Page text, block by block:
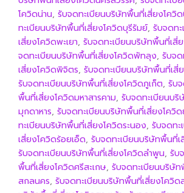
โควิดน่าน, รับจดทะเบียนบริษัทพื้นที่เสี่ยงโควิ
ทะเบียนบริษัทพื้นที่เสี่ยงโควิดบุรีรัมย์, รับจดท
เสี่ยงโควิดพะเยา, รับจดทะเบียนบริษัทพื้นที่เสี่
จดทะเบียนบริษัทพื้นที่เสี่ยงโควิดพัทลุง, รับจ
เสี่ยงโควิดพิจิตร, รับจดทะเบียนบริษัทพื้นที่เ
รับจดทะเบียนบริษัทพื้นที่เสี่ยงโควิดภูเก็ต, รับ
พื้นที่เสี่ยงโควิดมหาสารคาม, รับจดทะเบียนบ
มุกดาหาร, รับจดทะเบียนบริษัทพื้นที่เสี่ยงโควิด
ทะเบียนบริษัทพื้นที่เสี่ยงโควิดระนอง, รับจดท
เสี่ยงโควิดร้อยเอ็ด, รับจดทะเบียนบริษัทพื้นที่เ
รับจดทะเบียนบริษัทพื้นที่เสี่ยงโควิดลำพูน, รับ
พื้นที่เสี่ยงโควิดศรีสะเกษ, รับจดทะเบียนบริษั
สกลนคร, รับจดทะเบียนบริษัทพื้นที่เสี่ยงโควิ